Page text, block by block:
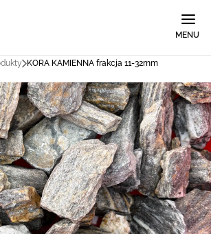
MENU
KORA KAMIENNA frakcja 11-32mm